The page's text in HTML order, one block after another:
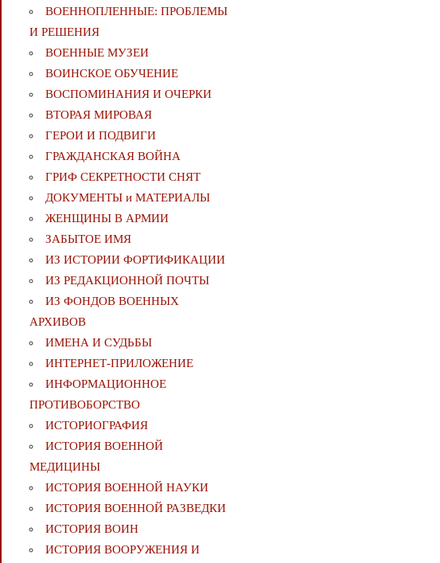
ВОЕННОПЛЕННЫЕ: ПРОБЛЕМЫ
И РЕШЕНИЯ
ВОЕННЫЕ МУЗЕИ
ВОИНСКОЕ ОБУЧЕНИЕ
ВОСПОМИНАНИЯ И ОЧЕРКИ
ВТОРАЯ МИРОВАЯ
ГЕРОИ И ПОДВИГИ
ГРАЖДАНСКАЯ ВОЙНА
ГРИФ СЕКРЕТНОСТИ СНЯТ
ДОКУМЕНТЫ и МАТЕРИАЛЫ
ЖЕНЩИНЫ В АРМИИ
ЗАБЫТОЕ ИМЯ
ИЗ ИСТОРИИ ФОРТИФИКАЦИИ
ИЗ РЕДАКЦИОННОЙ ПОЧТЫ
ИЗ ФОНДОВ ВОЕННЫХ
АРХИВОВ
ИМЕНА И СУДЬБЫ
ИНТЕРНЕТ-ПРИЛОЖЕНИЕ
ИНФОРМАЦИОННОЕ
ПРОТИВОБОРСТВО
ИСТОРИОГРАФИЯ
ИСТОРИЯ ВОЕННОЙ
МЕДИЦИНЫ
ИСТОРИЯ ВОЕННОЙ НАУКИ
ИСТОРИЯ ВОЕННОЙ РАЗВЕДКИ
ИСТОРИЯ ВОИН
ИСТОРИЯ ВООРУЖЕНИЯ И